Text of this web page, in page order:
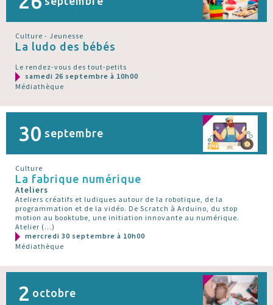
Culture - Jeunesse
La ludo des bébés
Le rendez-vous des tout-petits
samedi 26 septembre à 10h00
Médiathèque
30 septembre
Culture
La fabrique numérique
Ateliers
Ateliers créatifs et ludiques autour de la robotique, de la
programmation et de la vidéo. De Scratch à Arduino, du stop
motion au booktube, une initiation innovante au numérique.
Atelier (…)
mercredi 30 septembre à 10h00
Médiathèque
2 octobre